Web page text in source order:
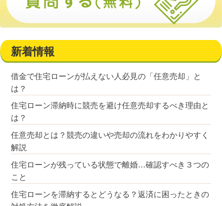
新着情報
借金で住宅ローンが払えない人必見の「任意売却」と
は？
住宅ローン滞納時に競売を避け任意売却するべき理由と
は？
任意売却とは？競売の違いや売却の流れをわかりやすく
解説
住宅ローンが残っている状態で離婚…確認すべき３つの
こと
住宅ローンを滞納するとどうなる？返済に困ったときの